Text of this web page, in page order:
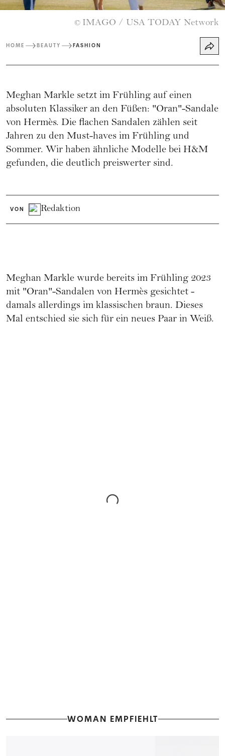
© IMAGO / USA TODAY Network
HOME BEAUTY FASHION
Meghan Markle setzt im Frühling auf einen
absoluten Klassiker an den Füßen: "Oran"-Sandale
von Hermès. Die flachen Sandalen zählen seit
Jahren zu den Must-haves im Frühling und
Sommer. Wir haben ähnliche Modelle bei H&M
gefunden, die deutlich preiswerter sind.
VON Redaktion
Meghan Markle wurde bereits im Frühling 2023
mit "Oran"-Sandalen von Hermès gesichtet -
damals allerdings im klassischen braun. Dieses
Mal entschied sie sich für ein neues Paar in Weiß.
WOMAN EMPFIEHLT